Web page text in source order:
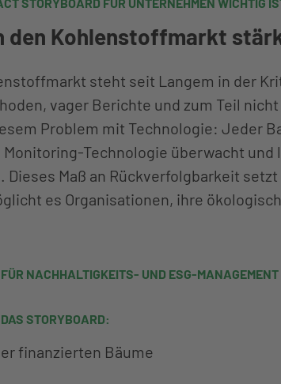
den Kohlenstoffmarkt
steht seit Langem in der
vager Berichte und zum Teil
Problem mit Technologie: Jeder
Monitoring-Technologie überwacht
Dieses Maß an Rückverfolgbarkeit
es Organisationen, ihre
NACHHALTIGKEITS- UND ESG-MANAGEMENT
STORYBOARD:
finanzierten Bäume